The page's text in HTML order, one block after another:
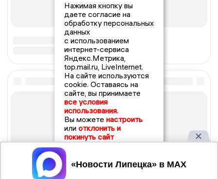
Нажимая кнопку вы
даете согласие на
обработку персональных
данных
с использованием
интернет-сервиса
Яндекс.Метрика,
top.mail.ru, LiveInternet.
На сайте используются
cookie. Оставаясь на
сайте, вы принимаете
все условия
использования.
Вы можете настроить
или отклонить и
покинуть сайт
Принять